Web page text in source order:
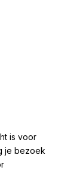
is voor
je bezoek